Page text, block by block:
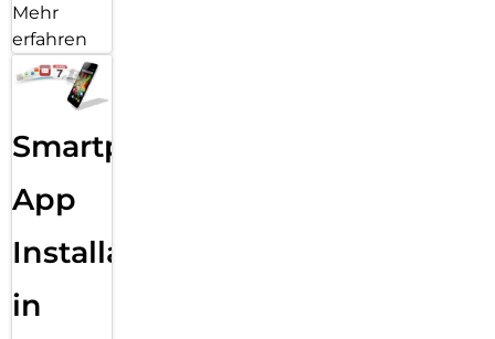
Mehr
erfahren
Smartphone
App
Installation
in